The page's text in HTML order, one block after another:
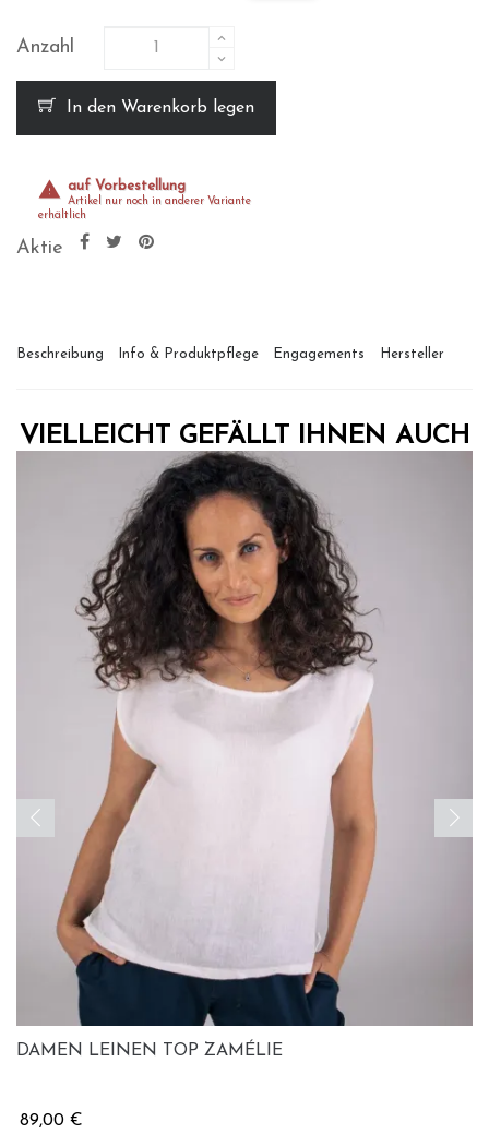
Anzahl
In den Warenkorb legen
auf Vorbestellung
Artikel nur noch in anderer Variante
erhältlich
Aktie
Beschreibung Info & Produktpflege Engagements Hersteller
VIELLEICHT GEFÄLLT IHNEN AUCH
DAMEN LEINEN TOP ZAMÉLIE
89,00 €